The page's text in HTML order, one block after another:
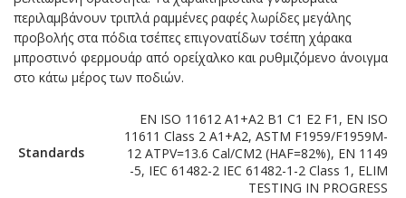
περιλαμβάνουν τριπλά ραμμένες ραφές λωρίδες μεγάλης
προβολής στα πόδια τσέπες επιγονατίδων τσέπη χάρακα
μπροστινό φερμουάρ από ορείχαλκο και ρυθμιζόμενο άνοιγμα
στο κάτω μέρος των ποδιών.
Standards
EN ISO 11612 A1+A2 B1 C1 E2 F1, EN ISO
11611 Class 2 A1+A2, ASTM F1959/F1959M-
12 ATPV=13.6 Cal/CM2 (HAF=82%), EN 1149
-5, IEC 61482-2 IEC 61482-1-2 Class 1, ELIM
TESTING IN PROGRESS